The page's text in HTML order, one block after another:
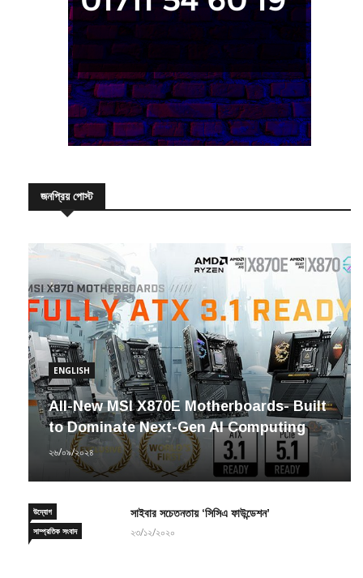
জনপ্রিয় পোস্ট
ENGLISH
All-New MSI X870E Motherboards- Built
to Dominate Next-Gen AI Computing
২৬/০৯/২০২৪
উদ্যোগ
সাম্প্রতিক সংবাদ
সাইবার সচেতনতায় ‘সিসিএ ফাউন্ডেশন’
২৩/১২/২০২০